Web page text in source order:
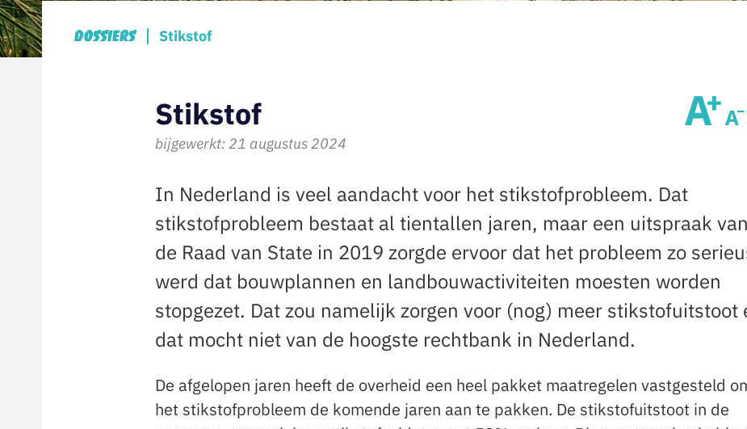
Dossiers Stikstof
Stikstof
bijgewerkt: 21 augustus 2024
In Nederland is veel aandacht voor het stikstofprobleem. Dat
stikstofprobleem bestaat al tientallen jaren, maar een uitspraak van
de Raad van State in 2019 zorgde ervoor dat het probleem zo
werd dat bouwplannen en landbouwactiviteiten moesten worden
stopgezet. Dat zou namelijk zorgen voor (nog) meer stikstofuitstoot
dat mocht niet van de hoogste rechtbank in Nederland.
De afgelopen jaren heeft de overheid een heel pakket maatregelen vastgesteld
het stikstofprobleem de komende jaren aan te pakken. De stikstofuitstoot in de